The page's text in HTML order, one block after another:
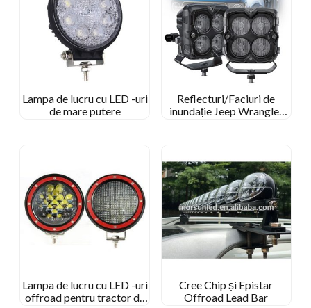
Lampa de lucru cu LED -uri
de mare putere
Reflecturi/Faciuri de
inundație Jeep Wrangler
Lampa de lucru cu LED -uri
offroad pentru tractor de
Cree Chip și Epistar
Offroad Lead Bar